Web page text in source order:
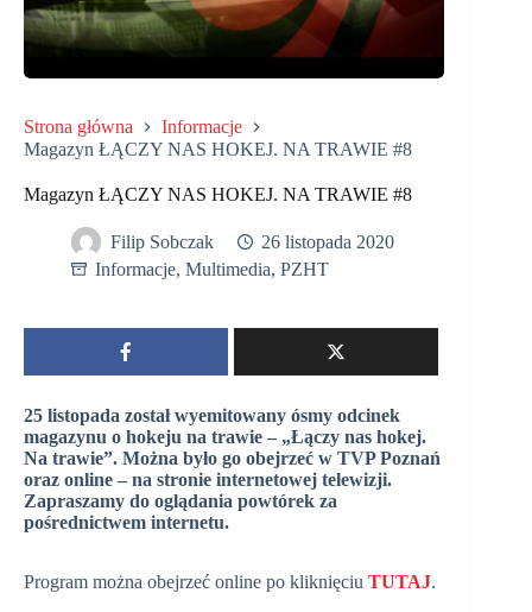
Strona główna
Informacje
Magazyn ŁĄCZY NAS HOKEJ. NA TRAWIE #8
Magazyn ŁĄCZY NAS HOKEJ. NA TRAWIE #8
Filip Sobczak
26 listopada 2020
Informacje, Multimedia, PZHT
25 listopada został wyemitowany ósmy odcinek
magazynu o hokeju na trawie – „Łączy nas hokej.
Na trawie”. Można było go obejrzeć w TVP Poznań
oraz online – na stronie internetowej telewizji.
Zapraszamy do oglądania powtórek za
pośrednictwem internetu.
Program można obejrzeć online po kliknięciu TUTAJ.